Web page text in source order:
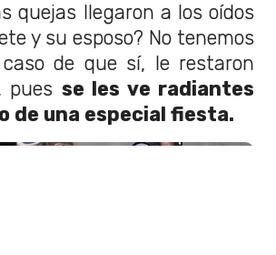
quejas llegaron a los oídos
y su esposo? No tenemos
de que sí, le restaron
pues se les ve radiantes
de una especial fiesta.